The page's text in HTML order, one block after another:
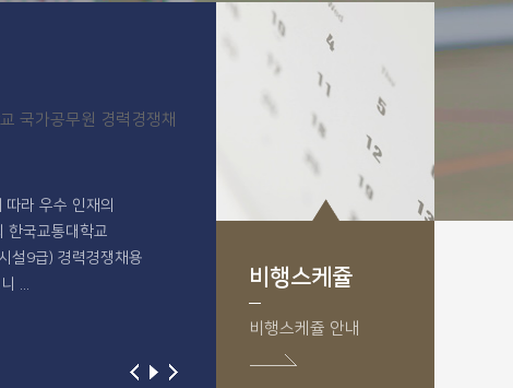
국가공무원 경력경쟁채
따라 우수 인재의
한국교통대학교
설9급) 경력경쟁채용
...
2018년도 국가직공무원 경력경쟁채용 공고
국가직공무원 경력경쟁채용시험 시행계획을 다음과
공고하오니 유능한 인재들의 많은 지원을 바랍니다.1.
2018-06-06
비행스케쥴
비행스케쥴 안내